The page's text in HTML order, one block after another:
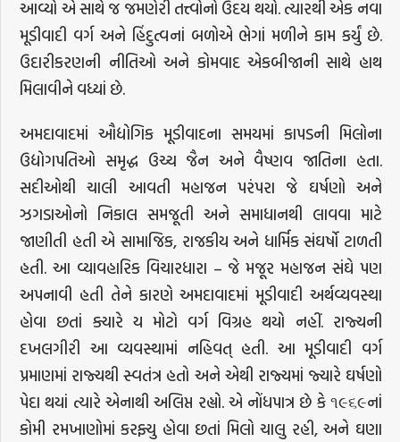
આવ્યો એ સાથે જ જમણેરી તત્ત્વોનો ઉદય થયો. ત્યારથી એક નવા
મૂડીવાદી વર્ગ અને હિંદુત્વનાં બળોએ ભેગાં મળીને કામ કર્યું છે.
ઉદારીકરણની નીતિઓ અને કોમવાદ એકબીજાની સાથે હાથ
મિલાવીને વધ્યાં છે.
અમદાવાદમાં ઔદ્યોગિક મૂડીવાદના સમયમાં કાપડની મિલોના
ઉદ્યોગપતિઓ સમૃદ્ધ ઉચ્ચ જૈન અને વૈષ્ણવ જાતિના હતા.
સદીઓથી ચાલી આવતી મહાજન પરંપરા જે ઘર્ષણો અને
ઝગડાઓનો નિકાલ સમજૂતી અને સમાધાનથી લાવવા માટે
જાણીતી હતી એ સામાજિક, રાજકીય અને ધાર્મિક સંઘર્ષો ટાળતી
હતી. આ વ્યાવહારિક વિચારધારા – જે મજૂર મહાજન સંઘે પણ
અપનાવી હતી તેને કારણે અમદાવાદમાં મૂડીવાદી અર્થવ્યવસ્થા
હોવા છતાં ક્યારે ય મોટો વર્ગ વિગ્રહ થયો નહીં. રાજ્યની
દખલગીરી આ વ્યવસ્થામાં નહિવત્ હતી. આ મૂડીવાદી વર્ગ
પ્રમાણમાં રાજ્યથી સ્વતંત્ર હતો અને એથી રાજ્યમાં જ્યારે ઘર્ષણો
પેદા થયાં ત્યારે એનાથી અલિપ્ત રહ્યો. એ નોંધપાત્ર છે કે ૧૯૬૯નાં
કોમી રમખાણોમાં કરફ્યુ હોવા છતાં મિલો ચાલુ રહી, અને ઘણા